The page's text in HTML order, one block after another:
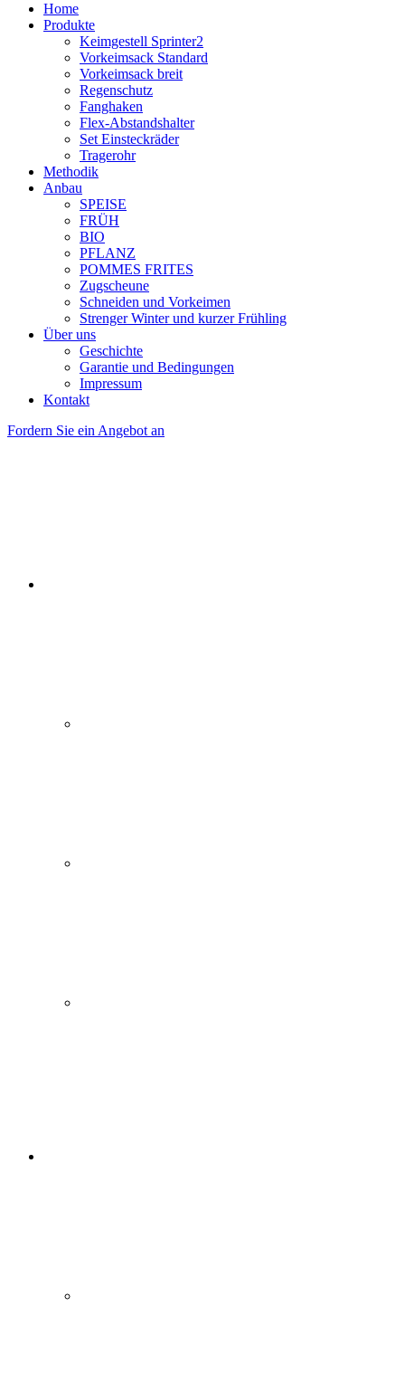
Home
Produkte
Keimgestell Sprinter2
Vorkeimsack Standard
Vorkeimsack breit
Regenschutz
Fanghaken
Flex-Abstandshalter
Set Einsteckräder
Tragerohr
Methodik
Anbau
SPEISE
FRÜH
BIO
PFLANZ
POMMES FRITES
Zugscheune
Schneiden und Vorkeimen
Strenger Winter und kurzer Frühling
Über uns
Geschichte
Garantie und Bedingungen
Impressum
Kontakt
Fordern Sie ein Angebot an